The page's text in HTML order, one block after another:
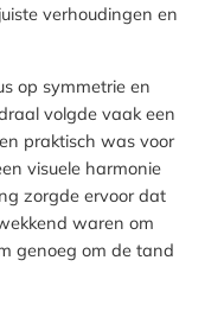
verhoudingen en
op symmetrie en
volgde vaak een
praktisch was voor
visuele harmonie
zorgde ervoor dat
waren om
genoeg om de tand